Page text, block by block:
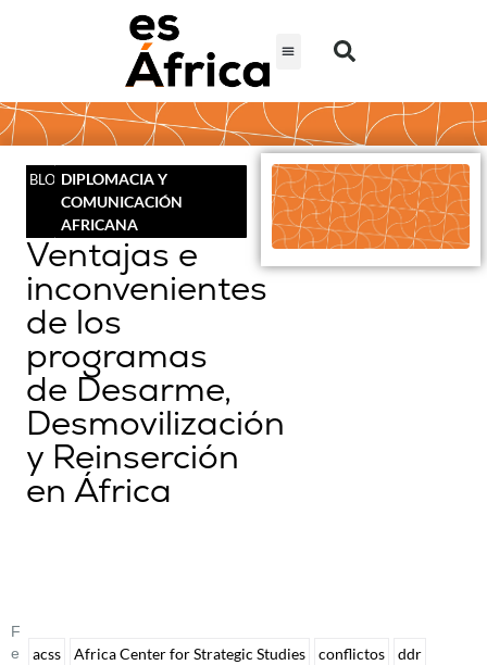
BLOGDIPLOMACIA Y
COMUNICACIÓN
AFRICANA
Ventajas e
inconvenientes
de los
programas
de Desarme,
Desmovilización
y Reinserción
en África
F
E
acss Africa Center for Strategic Studies conflictos
ddr